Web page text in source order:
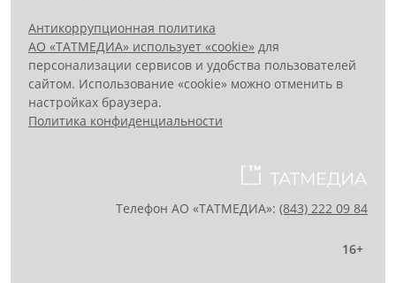
Антикоррупционная политика
АО «ТАТМЕДИА» использует «cookie» для
персонализации сервисов и удобства пользователей
сайтом. Использование «cookie» можно отменить в
настройках браузера.
Политика конфиденциальности
Телефон АО «ТАТМЕДИА»: (843) 222 09 84
16+